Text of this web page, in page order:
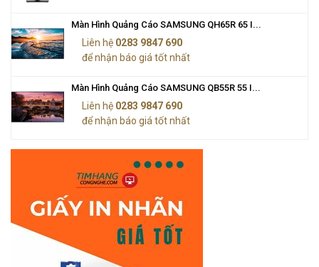
Màn Hình Quảng Cáo SAMSUNG QH65R 65 I...
Liên hệ 0283 9847 690
để nhận báo giá tốt nhất
Màn Hình Quảng Cáo SAMSUNG QB55R 55 I...
Liên hệ 0283 9847 690
để nhận báo giá tốt nhất